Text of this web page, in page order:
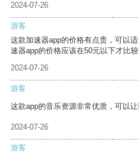
2024-07-26
游客
这款加速器app的价格有点贵，可以
速器app的价格应该在50元以下才比较
2024-07-26
游客
这款app的音乐资源非常优质，可以让
2024-07-26
游客